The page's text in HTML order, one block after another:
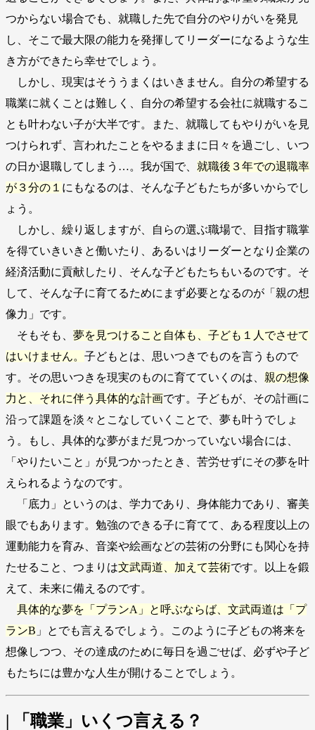
つからない場合でも、就職した先で自分のやりがいを発見
し、そこで最大限の能力を発揮してリーダーになるような生
き方ができたら幸せでしょう。
しかし、現実はそううまくはいきません。自分の希望する
職業に就くことは難しく、自分の希望する会社に就職するこ
とも叶わない子が大半です。また、就職してもやりがいを見
つけられず、言われたことをやるままに日々を過ごし、いつ
の日か退職してしまう…。我が国で、 就職後３年での退職率
が３分の１ にもなるのは、そんな子どもたちが多いからでし
ょう。
しかし、繰り返しますが、自らの選ぶ職場で、目指す職掌
を得ていきいきと働いたり、あるいはリーダーとなり企業の
経済活動に貢献したり、そんな子どもたちもいるのです。そ
して、そんな子に育てるためにまず必要となるのが「親の想
像力」です。
そもそも、 夢を見つけること自体も、子ども１人でさせて
はいけません。 子どもとは、思いつきでものを言うもので
す。その思いつきを現実のものに育てていくのは、 親の想像
力と、それに伴う具体的な計画です。子どもが、その計画に
沿って課題を淡々とこなしていくことで、夢も叶うでしょ
う。もし、具体的な夢がまだ見つかっていない場合には、
「やりたいこと」が見つかったとき、苦労せずにその夢を叶
えられるようなのです。
「底力」というのは、学力であり、身体能力であり、審美
眼でもあります。勉強のできる子に育てて、ある程度以上の
運動能力を育み、音楽や絵画などの芸術の分野にも関心を持
たせること、つまりは文武両道、加えて芸術です。以上を鍛
えて、未来に備えるのです。
具体的な夢を「プランA」と呼ぶならば、文武両道は「プ
ランB 」とでも言えるでしょう。このように子どもの将来を
想像しつつ、その達成のために毎日を過ごせば、必ずや子ど
もたちには豊かな人生が開けることでしょう。
| 「職業」いくつ言える？